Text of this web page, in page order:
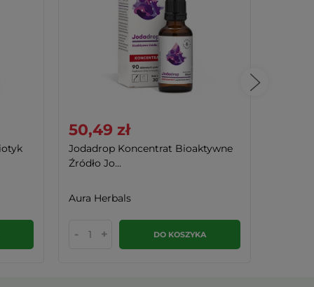
50,49 zł
Jodadrop Koncentrat Bioaktywne
Źródło Jo...
Aura Herbals
- + DO KOSZYKA